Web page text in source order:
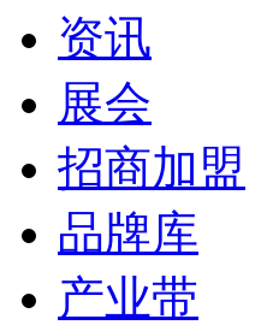
资讯
展会
招商加盟
品牌库
产业带